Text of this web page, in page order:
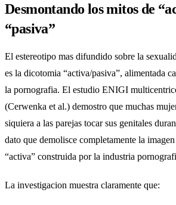
Desmontando los mitos de
“pasiva”
El estereotipo mas difundido sobre la
es la dicotomia “activa/pasiva”, alimentada
la pornografia. El estudio ENIGI
(Cerwenka et al.) demostro que muchas
siquiera a las parejas tocar sus genitales
dato que demolisce completamente la
“activa” construida por la industria
La investigacion muestra claramente que: